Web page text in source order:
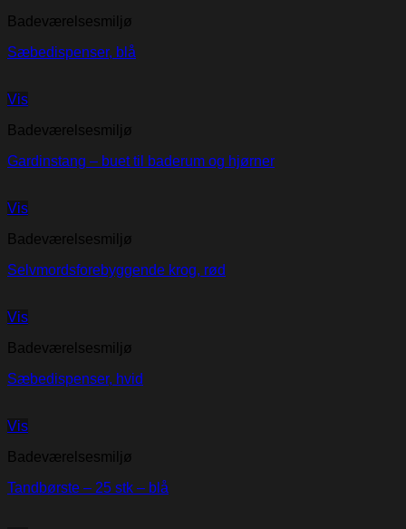
Badeværelsesmiljø
Sæbedispenser, blå
Vis
Badeværelsesmiljø
Gardinstang – buet til baderum og hjørner
Vis
Badeværelsesmiljø
Selvmordsforebyggende krog, rød
Vis
Badeværelsesmiljø
Sæbedispenser, hvid
Vis
Badeværelsesmiljø
Tandbørste – 25 stk – blå